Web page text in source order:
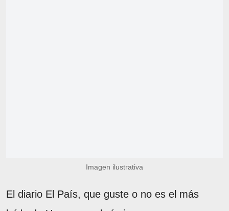
Imagen ilustrativa
El diario El País, que guste o no es el más